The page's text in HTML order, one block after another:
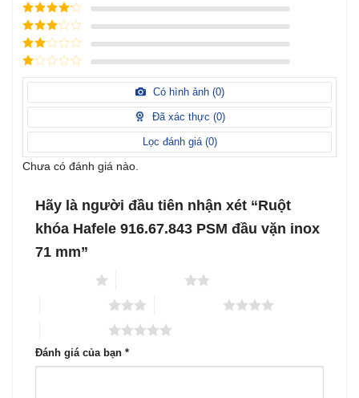
Được xếp
hạng
5
5
sao
Được xếp
hạng
4
5
sao
Được
xếp
hạng3
5 sao
Được
hạng
sao
Được
hạng
sao
Có hình ảnh (0)
Đã xác thực (0)
Lọc đánh giá (0)
Chưa có đánh giá nào.
Hãy là người đầu tiên nhận xét “Ruột
khóa Hafele 916.67.843 PSM đầu vặn inox
71 mm”
Đánh giá của bạn *